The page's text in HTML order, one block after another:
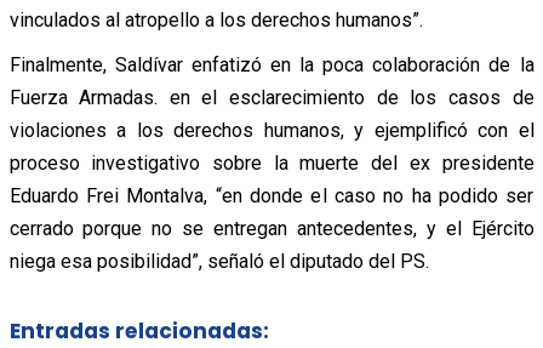
vinculados al atropello a los derechos humanos”.
Finalmente, Saldívar enfatizó en la poca colaboración de la
Fuerza Armadas. en el esclarecimiento de los casos de
violaciones a los derechos humanos, y ejemplificó con el
proceso investigativo sobre la muerte del ex presidente
Eduardo Frei Montalva, “en donde el caso no ha podido ser
cerrado porque no se entregan antecedentes, y el Ejército
niega esa posibilidad”, señaló el diputado del PS.
Entradas relacionadas: